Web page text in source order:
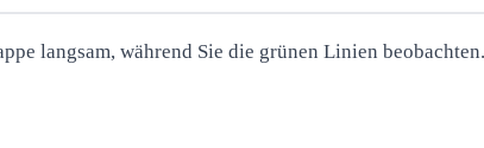
langsam, während Sie die grünen Linien beobachten.